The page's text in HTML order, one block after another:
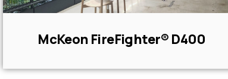
McKeon FireFighter® D400